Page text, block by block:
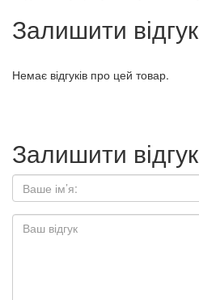
Залишити відгук
Немає відгуків про цей товар.
Залишити відгук